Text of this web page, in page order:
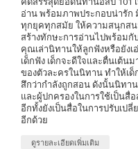
อ่าน พร้อมภาพประกอบน่ารัก
ทุกยุคทุกสมัย ให้ความสนุกสน
สร้างทักษะการอ่านไปพร้อม
คุณเล่านิทานให้ลูกฟังหรือยังเ
เด็กฟัง เด็กจะดีใจและตื่นเต้น
ของตัวละครในนิทาน ทำให้เ
สึกว่ากำลังถูกสอน ดังนั้นนิท
และผู้ปกครองในการใช้เป็น
อีกทั้งยังเป็นสื่อในการปรับเป
อีกด้วย
ดูรายละเอียดเพิ่มเติม